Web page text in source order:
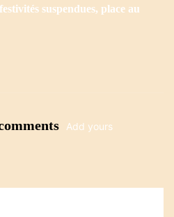
suspendues, place au
Add yours